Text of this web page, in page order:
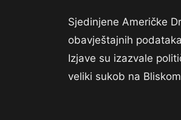
Sjedinjene Američke
obavještajnih
Izjave su izazvale
veliki sukob na